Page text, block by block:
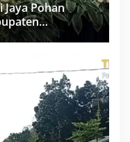
Jaya Pohan